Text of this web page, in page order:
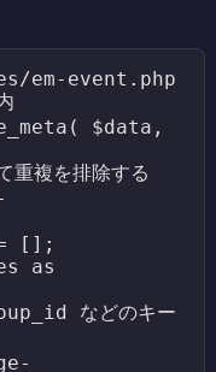
em-event.php
$data,